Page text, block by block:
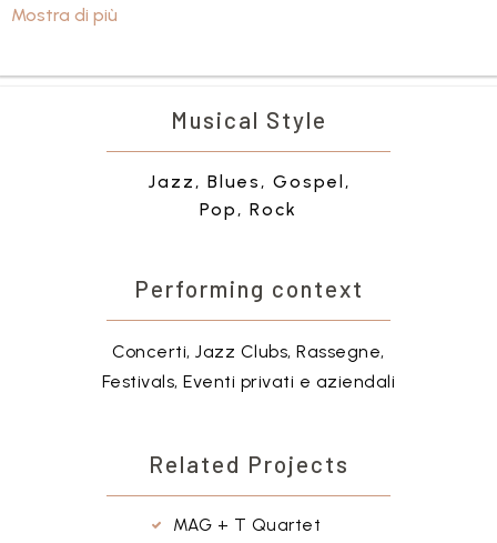
Mostra di più
Musical Style
Jazz, Blues, Gospel,
Pop, Rock
Performing context
Concerti, Jazz Clubs, Rassegne,
Festivals, Eventi privati e aziendali
Related Projects
MAG + T Quartet